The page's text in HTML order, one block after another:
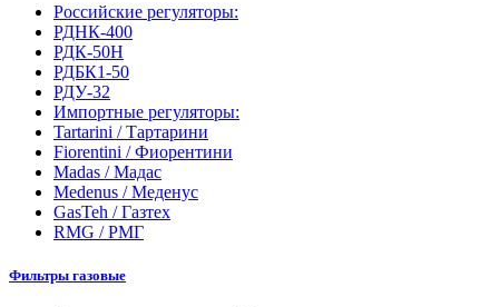
Российские регуляторы:
РДНК-400
РДК-50Н
РДБК1-50
РДУ-32
Импортные регуляторы:
Tartarini / Тартарини
Fiorentini / Фиорентини
Madas / Мадас
Medenus / Меденус
GasTeh / Газтех
RMG / РМГ
Фильтры газовые